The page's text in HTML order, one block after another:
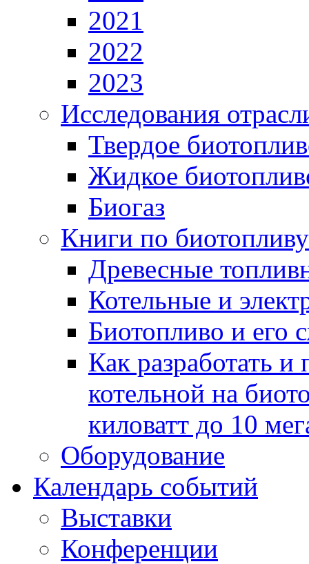
2021
2022
2023
Исследования
Твердое
Жидкое
Биогаз
Книги по биотопливу
Древесные
Котельные и
Биотопливо и его
Как разработать
котельной на
киловатт до 10
Оборудование
Календарь событий
Выставки
Конференции